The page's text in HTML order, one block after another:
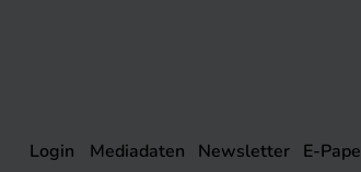
Login Mediadaten Newsletter E-